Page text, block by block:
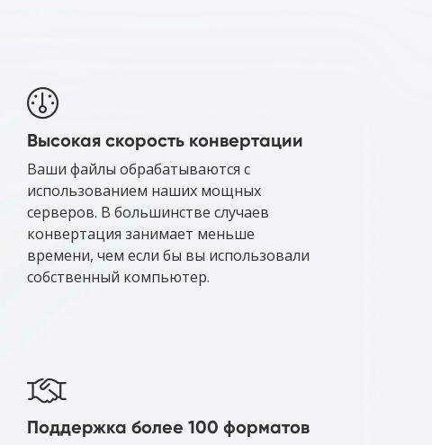
Высокая скорость конвертации
Ваши файлы обрабатываются с
использованием наших мощных
серверов. В большинстве случаев
конвертация занимает меньше
времени, чем если бы вы использовали
собственный компьютер.
Поддержка более 100 форматов